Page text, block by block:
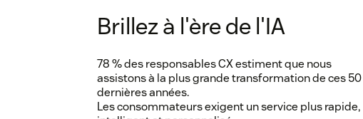
Brillez à l'ère de l'IA
78 % des responsables CX estiment que nous
assistons à la plus grande transformation de ces 50
dernières années.
Les consommateurs exigent un service plus rapide,